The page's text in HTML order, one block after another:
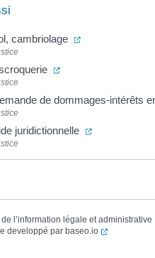
cambriolage (ouverture dans
(ouverture dans un
de dommages-intérêts
juridictionnelle (ouverture
l’information légale et administrative
developpé par baseo.io (ouverture